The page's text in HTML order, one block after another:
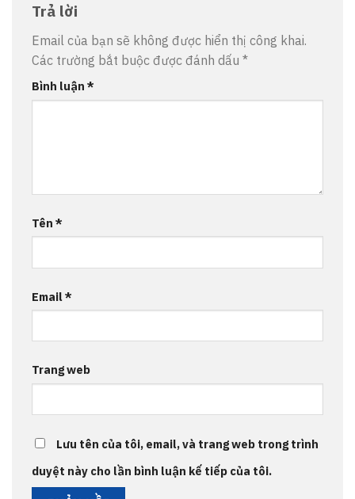
Trả lời
Email của bạn sẽ không được hiển thị công khai.
Các trường bắt buộc được đánh dấu *
Bình luận *
Tên *
Email*
Trang web
Lưu tên của tôi, email, và trang web trong trình
duyệt này cho lần bình luận kế tiếp của tôi.